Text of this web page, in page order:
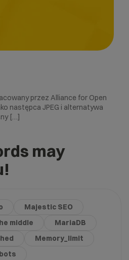
przez Alliance for Open
następca JPEG i alternatywa
[…]
may
Majestic SEO
middle
MariaDB
Memory_limit